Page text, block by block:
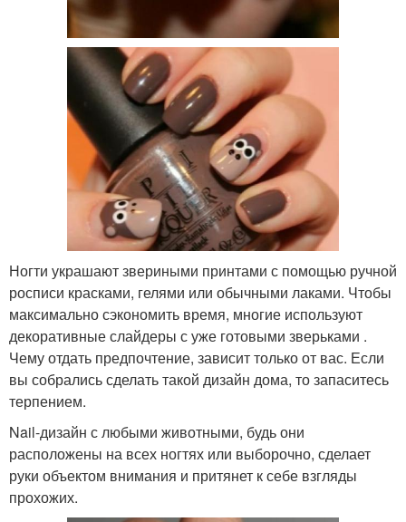
Ногти украшают звериными принтами с помощью ручной
росписи красками, гелями или обычными лаками. Чтобы
максимально сэкономить время, многие используют
декоративные слайдеры с уже готовыми зверьками .
Чему отдать предпочтение, зависит только от вас. Если
вы собрались сделать такой дизайн дома, то запаситесь
терпением.
Nail-дизайн с любыми животными, будь они
расположены на всех ногтях или выборочно, сделает
руки объектом внимания и притянет к себе взгляды
прохожих.